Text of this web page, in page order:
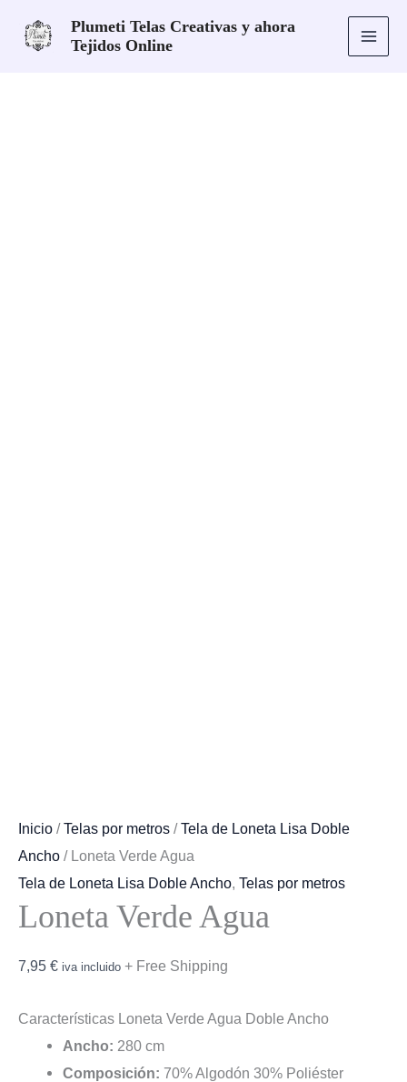
Plumeti Telas Creativas y ahora
Tejidos Online
Inicio /Telas por metros /Tela de Loneta Lisa Doble
Ancho / Loneta Verde Agua
Tela de Loneta Lisa Doble Ancho, Telas por metros
Loneta Verde Agua
7,95 € iva incluido + Free Shipping
Características Loneta Verde Agua Doble Ancho
Ancho: 280 cm
Composición: 70% Algodón 30% Poliéster